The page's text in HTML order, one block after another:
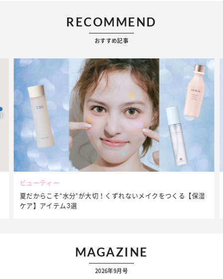
RECOMMEND
おすすめ記事
ビューティー
夏だからこそ“水分”が大切！くずれないメイクをつくる【保湿
ケア】アイテム3選
MAGAZINE
2026年9月号